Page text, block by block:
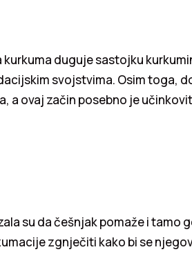
duguje sastojku
svojstvima. Osim toga,
a ovaj začin posebno je
su da češnjak pomaže i tamo
zgnječiti kako bi se